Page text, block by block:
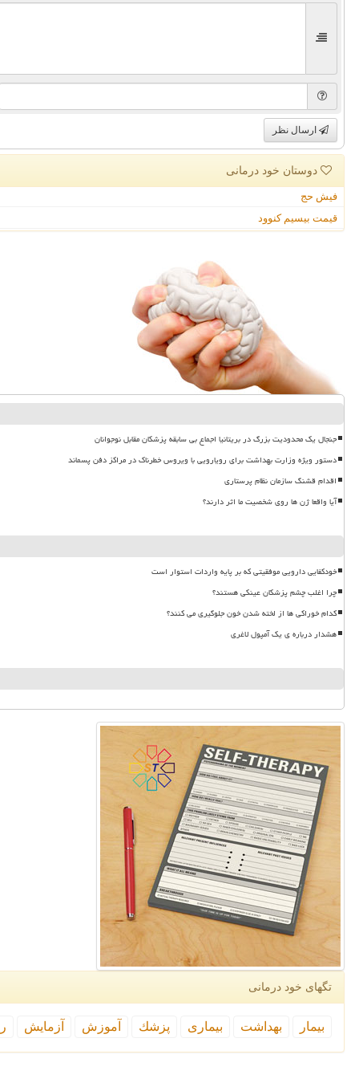
ارسال نظر
دوستان خود درمانی
فیش حج
قیمت بیسیم کنوود
جنجال یک محدودیت بزرگ در بریتانیا اجماع بی سابقه پزشکان مقابل نوجوانان
دستور ویژه وزارت بهداشت برای رویارویی با ویروس خطرناک در مراکز دفن پسماند
اقدام قشنگ سازمان نظام پرستاری
آیا واقعا ژن ها روی شخصیت ما اثر دارند؟
خودکفایی دارویی موفقیتی که بر پایه واردات استوار است
چرا اغلب چشم پزشکان عینکی هستند؟
کدام خوراکی ها از لخته شدن خون جلوگیری می کنند؟
هشدار درباره ی یک آمپول لاغری
تگهای خود درمانی
بیمار بهداشت بیماری پزشك آموزش آزمایش